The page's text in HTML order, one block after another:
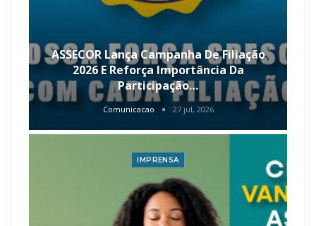
ASSECOR Lança Campanha De Filiação
2026 E Reforça Importância Da
Participação…
Comunicacao 27 jul, 2026
IMPRENSA